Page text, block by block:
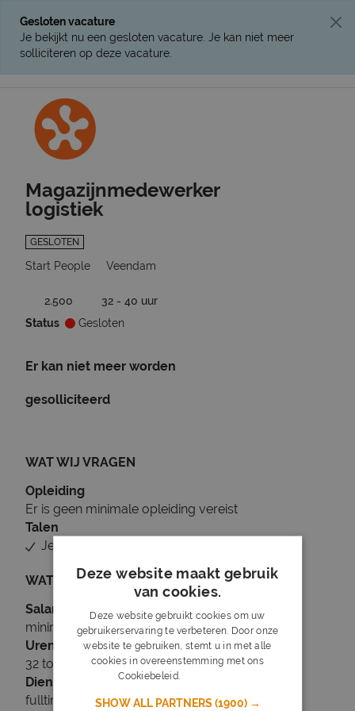
Gesloten vacature
Je bekijkt nu een gesloten vacature. Je kan niet meer
solliciteren op deze vacature.
Magazijnmedewerker
logistiek
GESLOTEN
Start People Veendam
2.500
32 - 40 uur
Status
Gesloten
Er kan niet meer worden
gesolliciteerd
WAT WIJ VRAGEN
Opleiding
Er is geen minimale opleiding vereist
Talen
Je beheerst Nederlands
WAT WIJ BIEDEN
Salaris
minimaal € 2.500
Uren
32 tot 40 uur per week
Dienstverband
fulltime
Deze website maakt gebruik
van cookies.
Deze website gebruikt cookies om uw
gebruikerservaring te verbeteren. Door onze
website te gebruiken, stemt u in met alle
cookies in overeenstemming met ons
Cookiebeleid.
SHOW ALL PARTNERS(1900) →